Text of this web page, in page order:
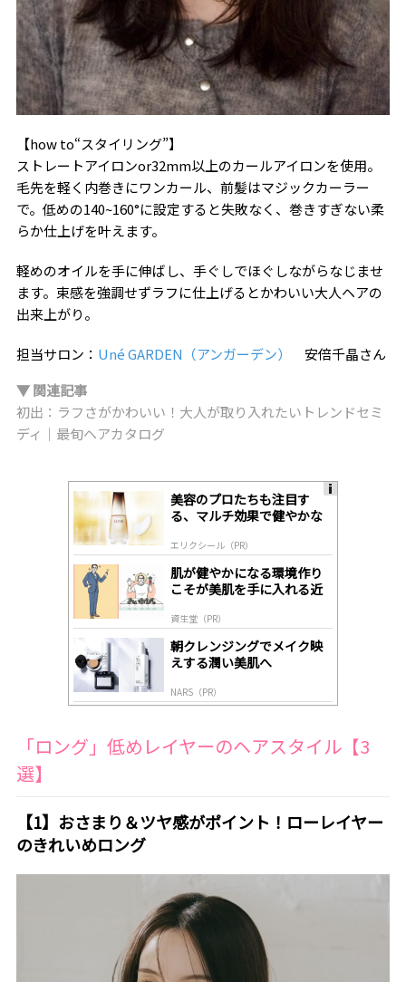
【how to“スタイリング”】
ストレートアイロンor32mm以上のカールアイロンを使用。
毛先を軽く内巻きにワンカール、前髪はマジックカーラー
で。低めの140~160°に設定すると失敗なく、巻きすぎない柔
らか仕上げを叶えます。
軽めのオイルを手に伸ばし、手ぐしでほぐしながらなじませ
ます。束感を強調せずラフに仕上げるとかわいい大人ヘアの
出来上がり。
担当サロン： Uné GARDEN（アンガーデン）
安倍千晶さん
▼ 関連記事
初出：ラフさがかわいい！大人が取り入れたいトレンドセミ
ディ｜最旬ヘアカタログ
美容のプロたちも注目す
る、マルチ効果で健やかな
エリクシール（PR）
肌が健やかになる環境作り
こそが美肌を手に入れる近
資生堂（PR）
朝クレンジングでメイク映
えする潤い美肌へ
NARS（PR）
「ロング」低めレイヤーのヘアスタイル【3
選】
【1】おさまり＆ツヤ感がポイント！ローレイヤー
のきれいめロング